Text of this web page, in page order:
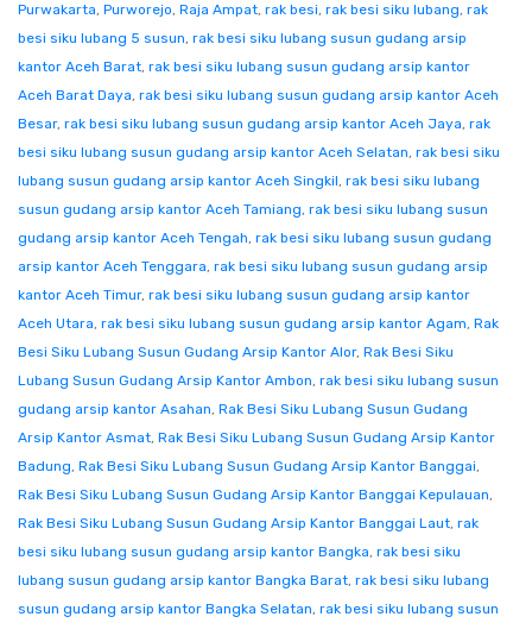
Purwakarta, Purworejo, Raja Ampat, rak besi, rak besi siku lubang, rak
besi siku lubang 5 susun, rak besi siku lubang susun gudang arsip
kantor Aceh Barat, rak besi siku lubang susun gudang arsip kantor
Aceh Barat Daya, rak besi siku lubang susun gudang arsip kantor Aceh
Besar, rak besi siku lubang susun gudang arsip kantor Aceh Jaya, rak
besi siku lubang susun gudang arsip kantor Aceh Selatan, rak besi siku
lubang susun gudang arsip kantor Aceh Singkil, rak besi siku lubang
susun gudang arsip kantor Aceh Tamiang, rak besi siku lubang susun
gudang arsip kantor Aceh Tengah, rak besi siku lubang susun gudang
arsip kantor Aceh Tenggara, rak besi siku lubang susun gudang arsip
kantor Aceh Timur, rak besi siku lubang susun gudang arsip kantor
Aceh Utara, rak besi siku lubang susun gudang arsip kantor Agam, Rak
Besi Siku Lubang Susun Gudang Arsip Kantor Alor, Rak Besi Siku
Lubang Susun Gudang Arsip Kantor Ambon, rak besi siku lubang susun
gudang arsip kantor Asahan, Rak Besi Siku Lubang Susun Gudang
Arsip Kantor Asmat, Rak Besi Siku Lubang Susun Gudang Arsip Kantor
Badung, Rak Besi Siku Lubang Susun Gudang Arsip Kantor Banggai,
Rak Besi Siku Lubang Susun Gudang Arsip Kantor Banggai Kepulauan,
Rak Besi Siku Lubang Susun Gudang Arsip Kantor Banggai Laut, rak
besi siku lubang susun gudang arsip kantor Bangka, rak besi siku
lubang susun gudang arsip kantor Bangka Barat, rak besi siku lubang
susun gudang arsip kantor Bangka Selatan, rak besi siku lubang susun